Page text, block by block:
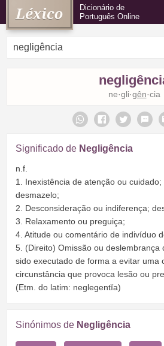
Dicionário de
Português Online
ne·gli·gên·cia
Significado de Negligência
n.f.
1. Inexistência de atenção ou
desmazelo;
2. Desconsideração ou indiferença;
3. Relaxamento ou preguiça;
4. Atitude ou comentário de indivíduo
5. (Direito) Omissão ou deslembrança
sido executado de forma a evitar uma
circunstância que provoca lesão ou
(Etm. do latim: neglegentĭa)
Sinónimos de Negligência